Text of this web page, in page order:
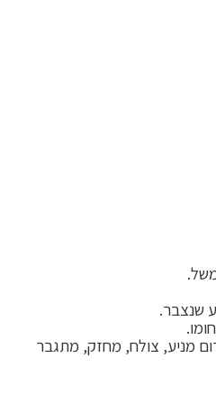
שנצבר.
מניע, צולח, מחזק, מתגבר